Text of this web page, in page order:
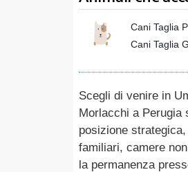
Cani Taglia
Cani Taglia
Scegli di venire in
Morlacchi a Perugia
posizione
familiari, camere
la permanenza